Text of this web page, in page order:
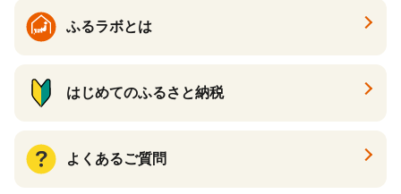
ふるラボとは
はじめてのふるさと納税
よくあるご質問